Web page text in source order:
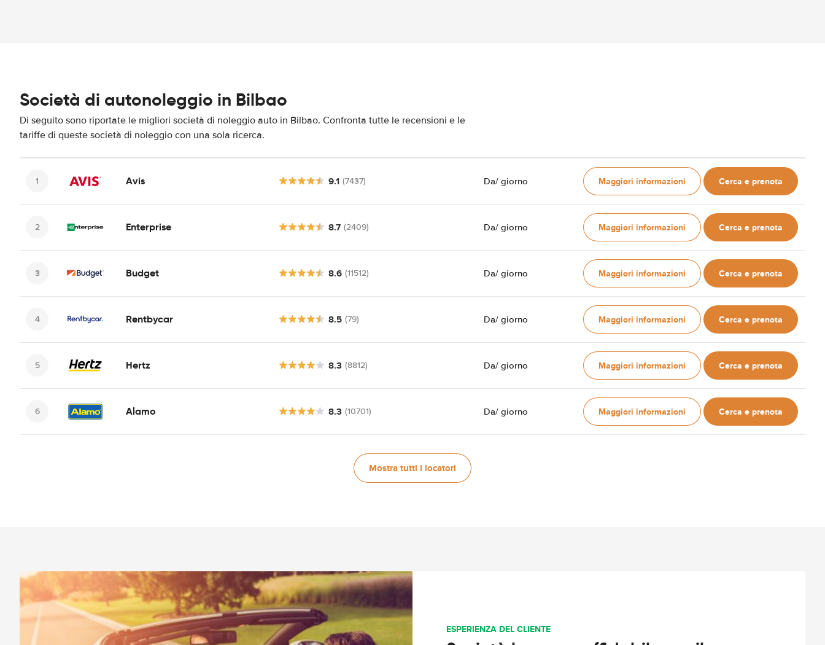
Società di autonoleggio in Bilbao
Di seguito sono riportate le migliori società di noleggio auto in Bilbao. Confronta tutte le recensioni e le
tariffe di queste società di noleggio con una sola ricerca.
Avis 9.1 (7437) Da/ giorno Maggiori informazioni Cerca e prenota
Enterprise 8.7 (2409) Da/ giorno Maggiori informazioni Cerca e prenota
Budget 8.6 (11512) Da/ giorno Maggiori informazioni Cerca e prenota
Rentbycar 8.5 (79) Da/ giorno Maggiori informazioni Cerca e prenota
Hertz 8.3 (8812) Da/ giorno Maggiori informazioni Cerca e prenota
Alamo 8.3 (10701) Da/ giorno Maggiori informazioni Cerca e prenota
Mostra tutti i locatori
ESPERIENZA DEL CLIENTE